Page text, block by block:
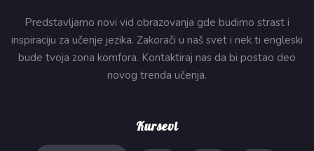
Predstavljamo novi vid obrazovanja gde budimo strast i
inspiraciju za učenje jezika. Zakorači u naš svet i nek ti engleski
bude tvoja zona komfora. Kontaktiraj nas da bi postao deo
novog trenda učenja.
Kursevi